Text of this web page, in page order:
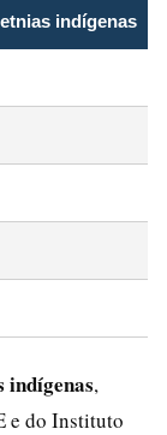
indígenas
indígenas,
e do Instituto